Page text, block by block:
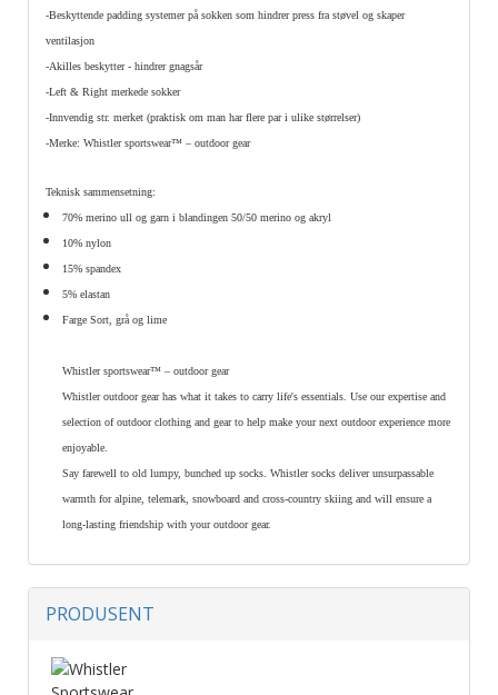
-Beskyttende padding systemer på sokken som hindrer press fra støvel og skaper
ventilasjon
-Akilles beskytter - hindrer gnagsår
-Left & Right merkede sokker
-Innvendig str. merket (praktisk om man har flere par i ulike størrelser)
-Merke: Whistler sportswear™ – outdoor gear
Teknisk sammensetning:
70% merino ull og garn i blandingen 50/50 merino og akryl
10% nylon
15% spandex
5% elastan
Farge Sort, grå og lime
Whistler sportswear™ – outdoor gear
Whistler outdoor gear has what it takes to carry life's essentials. Use our expertise and
selection of outdoor clothing and gear to help make your next outdoor experience more
enjoyable.
Say farewell to old lumpy, bunched up socks. Whistler socks deliver unsurpassable
warmth for alpine, telemark, snowboard and cross-country skiing and will ensure a
long-lasting friendship with your outdoor gear.
PRODUSENT